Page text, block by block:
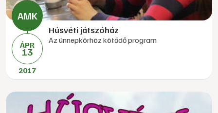
ÁPR
13
2017
Húsvéti játszóház
Az ünnepkörhöz kötődő program